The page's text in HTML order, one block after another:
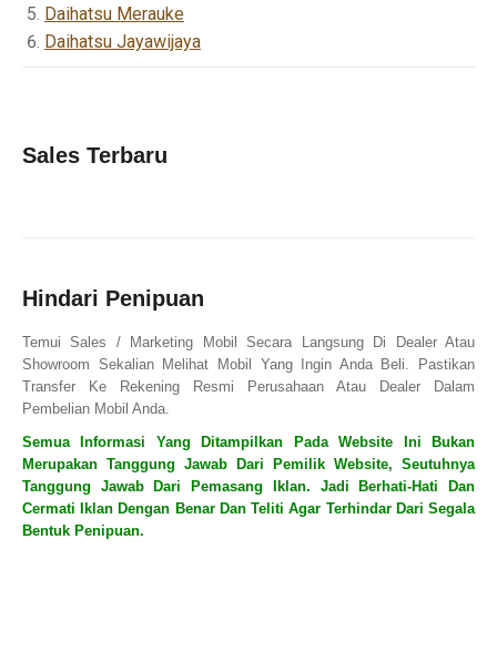
Daihatsu Merauke
Daihatsu Jayawijaya
Sales Terbaru
Hindari Penipuan
Temui Sales / Marketing Mobil Secara Langsung Di Dealer Atau
Showroom Sekalian Melihat Mobil Yang Ingin Anda Beli. Pastikan
Transfer Ke Rekening Resmi Perusahaan Atau Dealer Dalam
Pembelian Mobil Anda.
Semua Informasi Yang Ditampilkan Pada Website Ini Bukan
Merupakan Tanggung Jawab Dari Pemilik Website, Seutuhnya
Tanggung Jawab Dari Pemasang Iklan. Jadi Berhati-Hati Dan
Cermati Iklan Dengan Benar Dan Teliti Agar Terhindar Dari Segala
Bentuk Penipuan.